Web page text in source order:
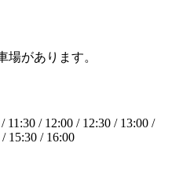
場があります。
11:30 / 12:00 / 12:30 / 13:00 /
15:30 / 16:00